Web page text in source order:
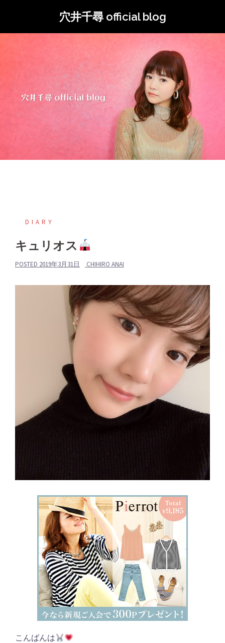
テ
穴井千尋 official blog
DIARY
キュリオス
POSTED 2019年3月31日 CHIHIRO ANAI
こんばんは